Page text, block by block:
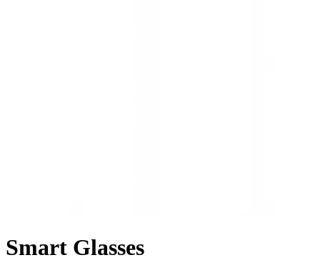
Smart Glasses